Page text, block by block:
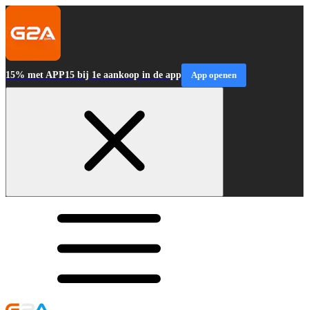
15% met APP15 bij 1e aankoop in de app App openen